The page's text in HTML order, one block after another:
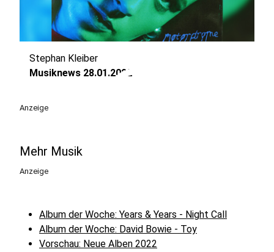
play_circle
Stephan Kleiber
Musiknews 28.01.2022
Anzeige
Mehr Musik
Anzeige
Album der Woche: Years & Years - Night Call
Album der Woche: David Bowie - Toy
Vorschau: Neue Alben 2022